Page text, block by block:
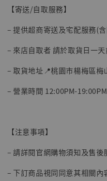
子彈飛 鵝城縣長 張
NT$ 4,980
【寄送/自取服務】
– 提供超商寄送及宅配服務(
– 來店自取者 請於取貨日一
– 取貨地址📍桃園市楊梅區梅
– 營業時間 12:00PM-
【注意事項】
– 請詳閱官網購物須知及售後
– 下訂商品視同同意其相關內